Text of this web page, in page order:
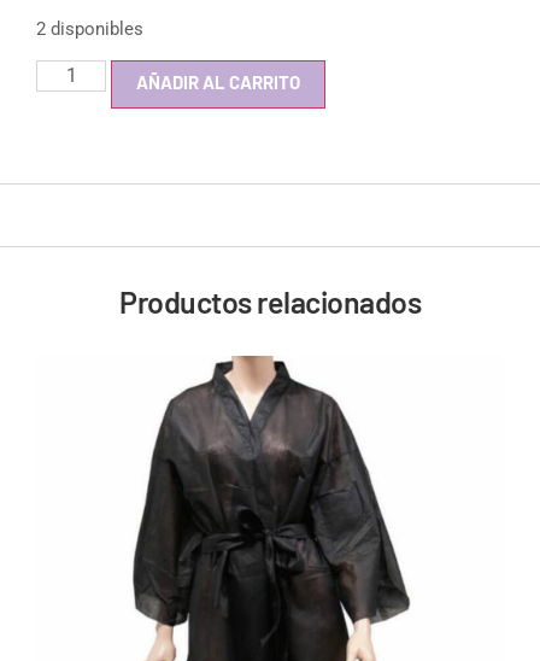
2 disponibles
AÑADIR AL CARRITO
Productos relacionados